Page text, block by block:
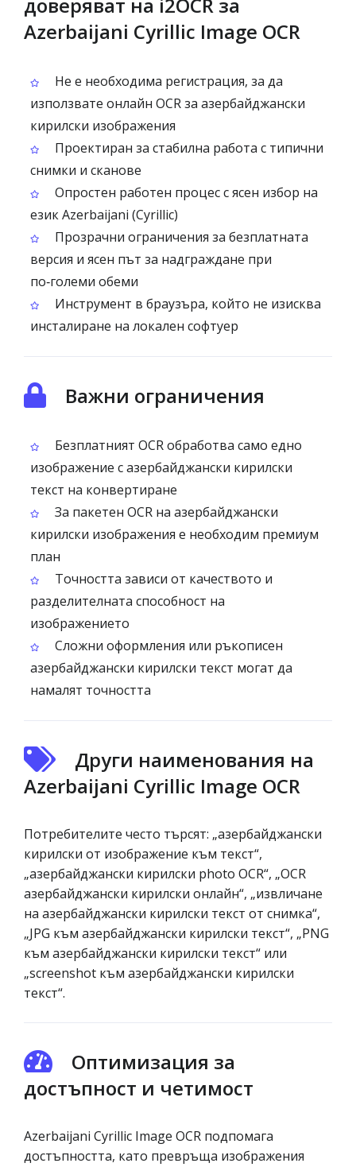
Azerbaijani Cyrillic Image OCR
Не е необходима регистрация, за да
използвате онлайн OCR за азербайджански
кирилски изображения
Проектиран за стабилна работа с типични
снимки и сканове
Опростен работен процес с ясен избор на
език Azerbaijani (Cyrillic)
Прозрачни ограничения за безплатната
версия и ясен път за надграждане при
по‑големи обеми
Инструмент в браузъра, който не изисква
инсталиране на локален софтуер
Важни ограничения
Безплатният OCR обработва само едно
изображение с азербайджански кирилски
текст на конвертиране
За пакетен OCR на азербайджански
кирилски изображения е необходим премиум
план
Точността зависи от качеството и
разделителната способност на
изображението
Сложни оформления или ръкописен
азербайджански кирилски текст могат да
намалят точността
Други наименования на
Azerbaijani Cyrillic Image OCR
Потребителите често търсят: „азербайджански
кирилски от изображение към текст“,
„азербайджански кирилски photo OCR“, „OCR
азербайджански кирилски онлайн“, „извличане
на азербайджански кирилски текст от снимка“,
„JPG към азербайджански кирилски текст“, „PNG
към азербайджански кирилски текст“ или
„screenshot към азербайджански кирилски
текст“.
Оптимизация за
достъпност и четимост
Azerbaijani Cyrillic Image OCR подпомага
достъпността, като превръща изображения